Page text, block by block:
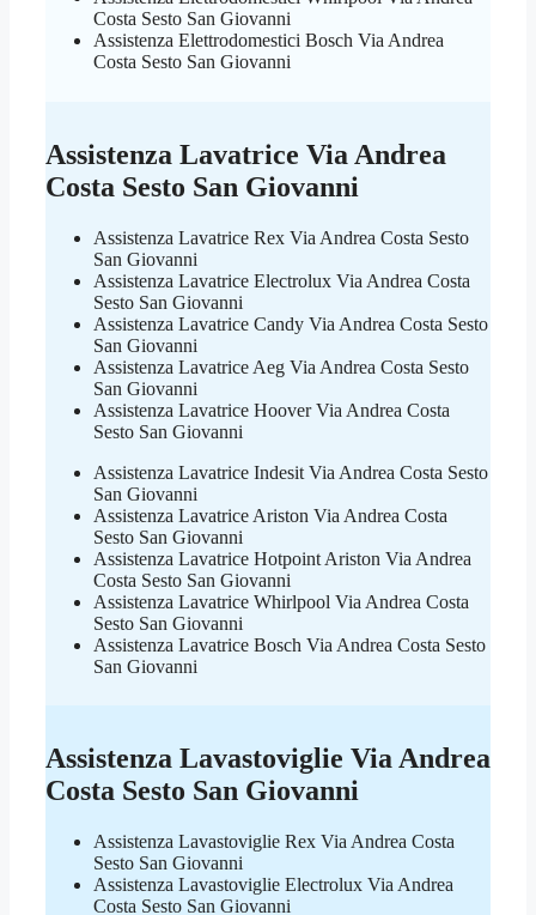
Costa Sesto San Giovanni
Assistenza Elettrodomestici Bosch Via Andrea
Costa Sesto San Giovanni
Assistenza Lavatrice Via Andrea
Costa Sesto San Giovanni
Assistenza Lavatrice Rex Via Andrea Costa Sesto
San Giovanni
Assistenza Lavatrice Electrolux Via Andrea Costa
Sesto San Giovanni
Assistenza Lavatrice Candy Via Andrea Costa Sesto
San Giovanni
Assistenza Lavatrice Aeg Via Andrea Costa Sesto
San Giovanni
Assistenza Lavatrice Hoover Via Andrea Costa
Sesto San Giovanni
Assistenza Lavatrice Indesit Via Andrea Costa Sesto
San Giovanni
Assistenza Lavatrice Ariston Via Andrea Costa
Sesto San Giovanni
Assistenza Lavatrice Hotpoint Ariston Via Andrea
Costa Sesto San Giovanni
Assistenza Lavatrice Whirlpool Via Andrea Costa
Sesto San Giovanni
Assistenza Lavatrice Bosch Via Andrea Costa Sesto
San Giovanni
Assistenza Lavastoviglie Via Andrea
Costa Sesto San Giovanni
Assistenza Lavastoviglie Rex Via Andrea Costa
Sesto San Giovanni
Assistenza Lavastoviglie Electrolux Via Andrea
Costa Sesto San Giovanni